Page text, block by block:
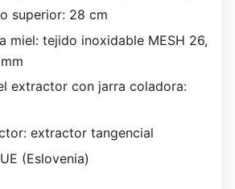
superior: 28 cm
miel: tejido inoxidable MESH 26,
extractor con jarra coladora:
extractor tangencial
(Eslovenia)